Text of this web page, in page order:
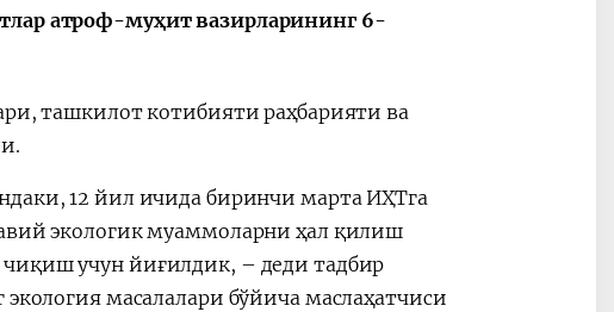
атроф-муҳит вазирларининг 6-
ташкилот котибияти раҳбарияти ва
12 йил ичида биринчи марта ИҲТга
экологик муаммоларни ҳал қилиш
учун йиғилдик, – деди тадбир
масалалари бўйича маслаҳатчиси